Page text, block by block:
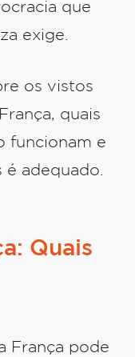
que
exige.
os vistos
quais
funcionam e
adequado.
Quais
França pode